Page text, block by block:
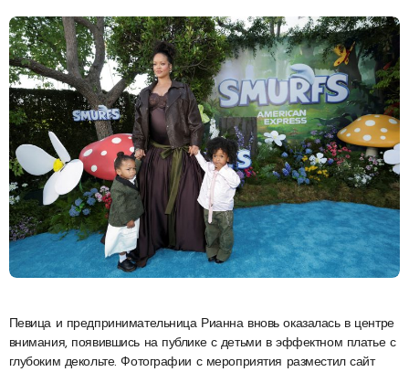
Певица и предпринимательница Рианна вновь оказалась в центре
внимания, появившись на публике с детьми в эффектном платье с
глубоким декольте. Фотографии с мероприятия разместил сайт